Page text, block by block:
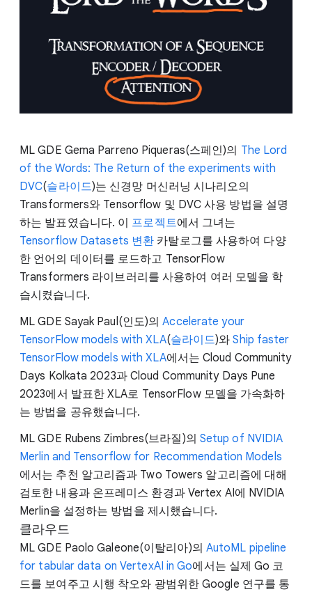
ML GDE Gema Parreno Piqueras(스페인)의 The Lord
of the Words: The Return of the experiments with
DVC(슬라이드)는 신경망 머신러닝 시나리오의
Transformers와 Tensorflow 및 DVC 사용 방법을 설명
하는 발표였습니다. 이 프로젝트에서 그녀는
Tensorflow Datasets 변환 카탈로그를 사용하여 다양
한 언어의 데이터를 로드하고 TensorFlow
Transformers 라이브러리를 사용하여 여러 모델을 학
습시켰습니다.
ML GDE Sayak Paul(인도)의Accelerate your
TensorFlow models with XLA(슬라이드)와Ship faster
TensorFlow models with XLA에서는 Cloud Community
Days Kolkata 2023과 Cloud Community Days Pune
2023에서 발표한 XLA로 TensorFlow 모델을 가속화하
는 방법을 공유했습니다.
ML GDE Rubens Zimbres(브라질)의 Setup of NVIDIA
Merlin and Tensorflow for Recommendation Models
에서는 추천 알고리즘과 Two Towers 알고리즘에 대해
검토한 내용과 온프레미스 환경과 Vertex AI에 NVIDIA
Merlin을 설정하는 방법을 제시했습니다.
클라우드
ML GDE Paolo Galeone(이탈리아)의 AutoML pipeline
for tabular data on VertexAI in Go에서는 실제 Go 코
드를 보여주고 시행 착오와 광범위한 Google 연구를 통